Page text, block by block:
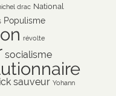
drac National
Populisme
révolte
socialisme
sauveur Yohann